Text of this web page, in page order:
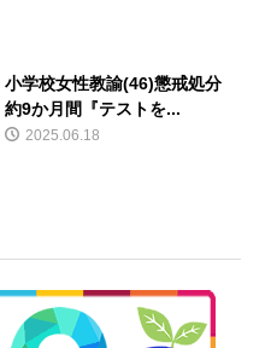
小学校女性教諭(46)懲戒処分
約9か月間『テストを...
2025.06.18